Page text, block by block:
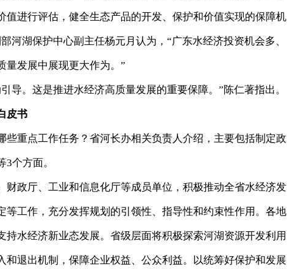
值进行评估，健全生态产品的开发、保护和价值实现的保障机
河湖保护中心副主任杨元月认为，“广东水经济投资机会多、
量发展中展现更大作为。”
导。这是推进水经济高质量发展的重要保障。”陈仁著指出。
皮书
些重点工作任务？省河长办相关负责人介绍，主要包括制定政
个方面。
财政厅、工业和信息化厅等成员单位，积极推动全省水经济发
等工作，充分发挥规划的引领性、指导性和约束性作用。各地
水经济新业态发展。省级层面将积极探索河湖资源开发利用
退出机制，保障企业权益、公众利益。以统筹好保护和发展